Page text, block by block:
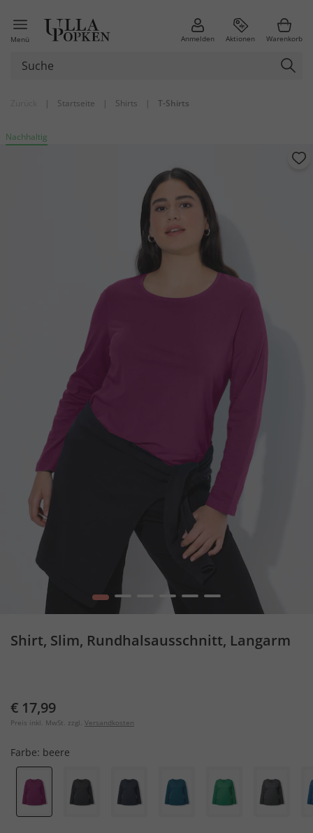
Menü Anmelden Aktionen Warenkorb
| Startseite | Shirts | T-Shirts
Nachhaltig
1 2 4 5 6
Shirt, Slim, Rundhalsausschnitt, Langarm
€ 17,99
Preis inkl. MwSt. zzgl. Versandkosten
Farbe: beere